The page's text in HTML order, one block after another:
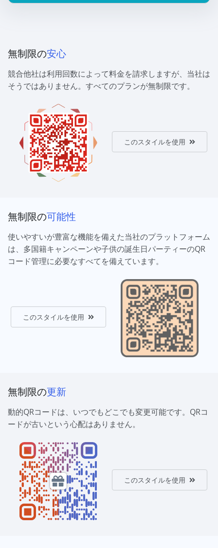
無制限の安心
競合他社は利用回数によって料金を請求しますが、当社は
そうではありません。すべてのプランが無制限です。
このスタイルを使用
無制限の可能性
使いやすいが豊富な機能を備えた当社のプラットフォーム
は、多国籍キャンペーンや子供の誕生日パーティーのQR
コード管理に必要なすべてを備えています。
このスタイルを使用
無制限の更新
動的QRコードは、いつでもどこでも変更可能です。QRコ
ードが古いという心配はありません。
このスタイルを使用